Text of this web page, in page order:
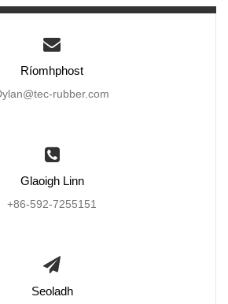
Ríomhphost
rubber.com
Glaoigh Linn
+86-592-7255151
Seoladh